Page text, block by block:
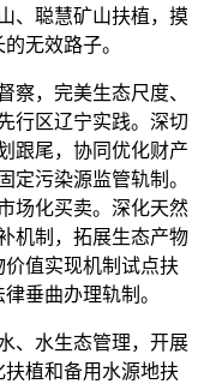
、聪慧矿山扶植，摸
无效路子。
，完美生态尺度、
行区辽宁实践。深切
跟尾，协同优化财产
定污染源监管轨制。
场化买卖。深化天然
机制，拓展生态产物
值实现机制试点扶
垂曲办理轨制。
水生态管理，开展
植和备用水源地扶